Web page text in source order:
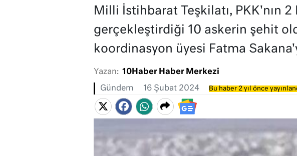
Milli İstihbarat Teşkilatı, PKK'nın
gerçekleştirdiği 10 askerin şehit
koordinasyon üyesi Fatma
Yazan: 10Haber Haber Merkezi
Gündem 16 Şubat 2024 Bu haber 2 yıl önce